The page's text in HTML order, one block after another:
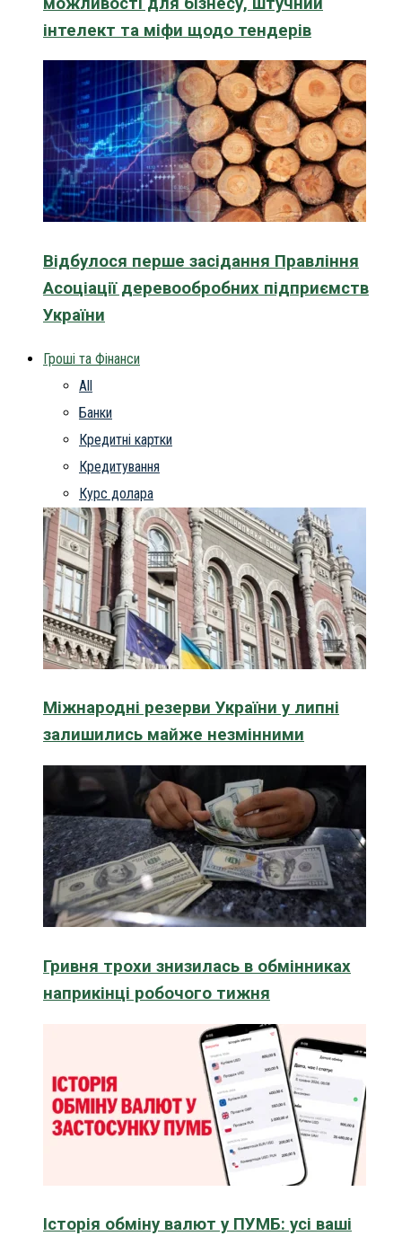
інтелект та міфи щодо тендерів
Відбулося перше засідання Правління
Асоціації деревообробних підприємств
України
Гроші та Фінанси
All
Банки
Кредитні картки
Кредитування
Курс долара
Міжнародні резерви України у липні
залишились майже незмінними
Гривня трохи знизилась в обмінниках
наприкінці робочого тижня
Історія обміну валют у ПУМБ: усі ваші